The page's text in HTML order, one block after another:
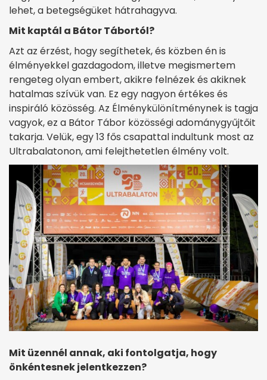
lehet, a betegségüket hátrahagyva.
Mit kaptál a Bátor Tábortól?
Azt az érzést, hogy segíthetek, és közben én is
élményekkel gazdagodom, illetve megismertem
rengeteg olyan embert, akikre felnézek és akiknek
hatalmas szívük van. Ez egy nagyon értékes és
inspiráló közösség. Az Élménykülönítménynek is tagja
vagyok, ez a Bátor Tábor közösségi adománygyűjtőit
takarja. Velük, egy 13 fős csapattal indultunk most az
Ultrabalatonon, ami felejthetetlen élmény volt.
Mit üzennél annak, aki fontolgatja, hogy
önkéntesnek jelentkezzen?